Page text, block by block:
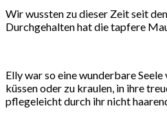
Wir wussten zu dieser Zeit seit
Durchgehalten hat die tapfere
Elly war so eine wunderbare
küssen oder zu kraulen, in ihre
pflegeleicht durch ihr nicht